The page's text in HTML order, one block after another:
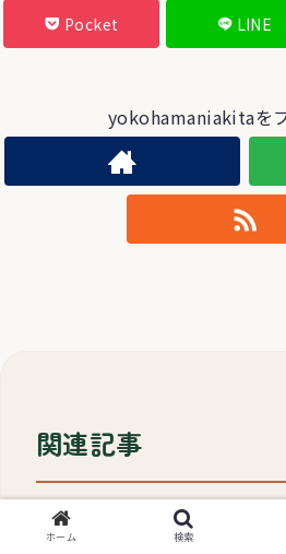
Pocket LINE
yokohamaniakitaを
関連記事
秋田の暮らし
秋田の
ホーム 検索